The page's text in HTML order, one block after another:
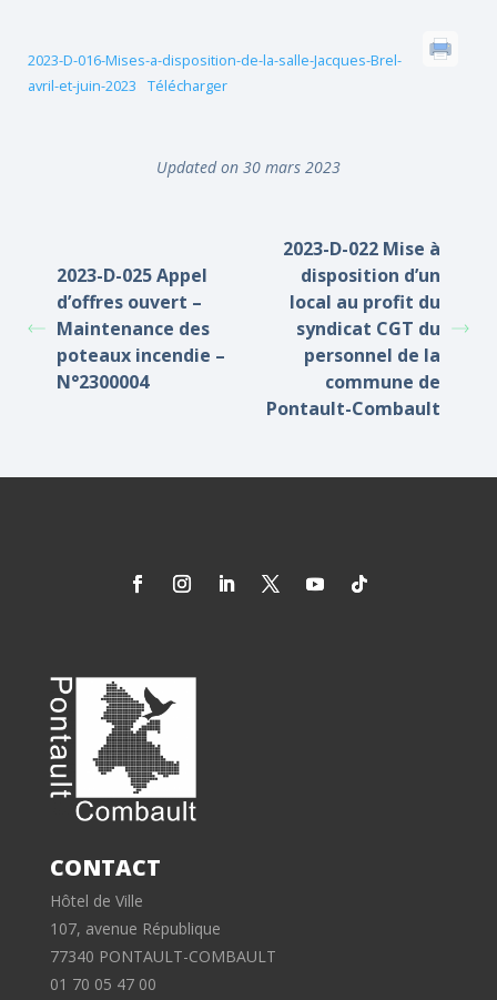
2023-D-016-Mises-a-disposition-de-la-salle-Jacques-Brel-
avril-et-juin-2023
Télécharger
Updated on 30 mars 2023
2023-D-025 Appel
d’offres ouvert –
Maintenance des
poteaux incendie –
N°2300004
2023-D-022 Mise à
disposition d’un
local au profit du
syndicat CGT du
personnel de la
commune de
Pontault-Combault
CONTACT
Hôtel de Ville
107, avenue République
77340 PONTAULT-COMBAULT
01 70 05 47 00